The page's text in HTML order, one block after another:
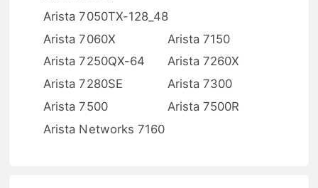
Arista 7050TX-128_48
Arista 7060X
Arista 7150
Arista 7250QX-64
Arista 7260X
Arista 7280SE
Arista 7300
Arista 7500
Arista 7500R
Arista Networks 7160